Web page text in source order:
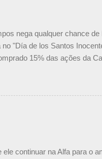
nega qualquer chance
no "Día de los Santos
15% das ações da
que o brasileiro não
oferta de Piquet", admitiu
brasileiros”, explicou,
continuar na Alfa para o